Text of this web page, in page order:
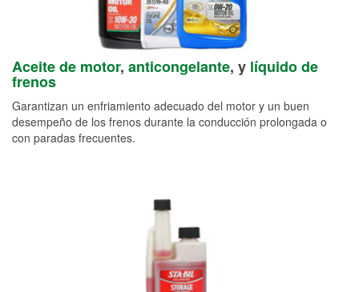
Aceite de motor, anticongelante, y líquido de
frenos
Garantizan un enfriamiento adecuado del motor y un buen
desempeño de los frenos durante la conducción prolongada o
con paradas frecuentes.